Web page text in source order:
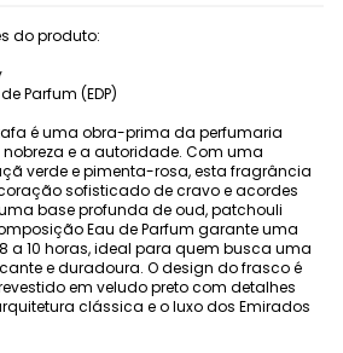
do produto:
Parfum (EDP)
é uma obra-prima da perfumaria
e a autoridade. Com uma
verde e pimenta-rosa, esta fragrância
sofisticado de cravo e acordes
base profunda de oud, patchouli
Eau de Parfum garante uma
a 10 horas, ideal para quem busca uma
e duradoura. O design do frasco é
em veludo preto com detalhes
clássica e o luxo dos Emirados